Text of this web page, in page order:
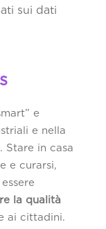
sui dati
e
e nella
Stare in casa
e curarsi,
la qualità
ai cittadini.